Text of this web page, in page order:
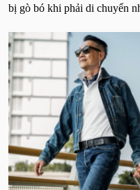
bị gò bó khi phải di chuyển